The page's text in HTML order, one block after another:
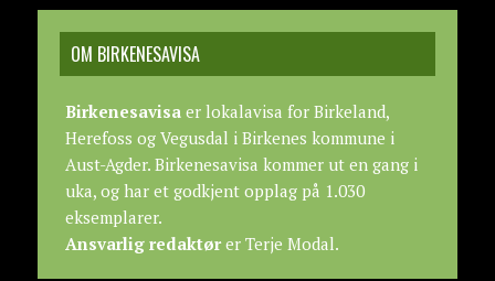
OM BIRKENESAVISA
Birkenesavisaer lokalavisa for Birkeland,
Herefoss og Vegusdal i Birkenes kommune i
Aust-Agder. Birkenesavisa kommer ut en gang i
uka, og har et godkjent opplag på 1.030
eksemplarer.
Ansvarlig redaktører Terje Modal.